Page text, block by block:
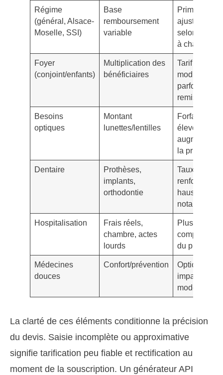
Régime
(général, Alsace-
Moselle, SSI)
Base
remboursement
variable
Prime
ajustée
selon reste
à charge
Foyer
(conjoint/enfants)
Multiplication des
bénéficiaires
Tarif global
modulé,
parfois
remises
Besoins
optiques
Montant
lunettes/lentilles
Forfaits
élevés
augmentent
la prime
Dentaire
Prothèses,
implants,
orthodontie
Taux
renforcés =
hausse
notable
Hospitalisation
Frais réels,
chambre, actes
lourds
Plus forte
composante
du prix
Médecines
douces
Confort/prévention
Optionnel,
impact
modéré
La clarté de ces éléments conditionne la précision
du devis. Saisie incomplète ou approximative
signifie tarification peu fiable et rectification au
moment de la souscription. Un générateur API